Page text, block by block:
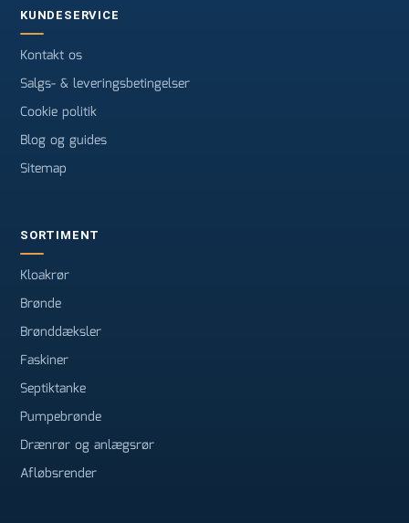
KUNDESERVICE
Kontakt os
Salgs- & leveringsbetingelser
Cookie politik
Blog og guides
Sitemap
SORTIMENT
Kloakrør
Brønde
Brønddæksler
Faskiner
Septiktanke
Pumpebrønde
Drænrør og anlægsrør
Afløbsrender